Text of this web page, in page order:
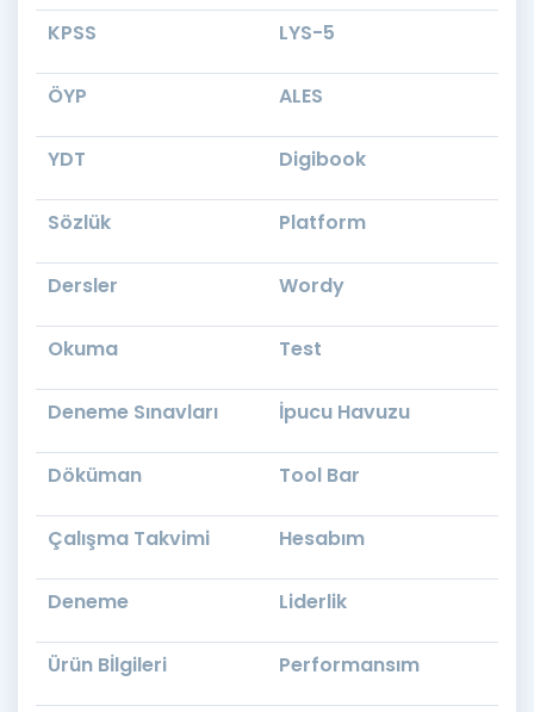
KPSS LYS-5
ÖYP ALES
YDT Digibook
Sözlük Platform
Dersler Wordy
Okuma Test
Deneme Sınavları İpucu Havuzu
Döküman Tool Bar
Çalışma Takvimi Hesabım
Deneme Liderlik
Ürün Bİlgileri Performansım